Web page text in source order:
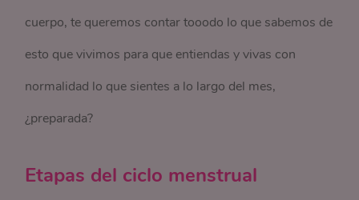
cuerpo, te queremos contar tooodo lo que sabemos de
esto que vivimos para que entiendas y vivas con
normalidad lo que sientes a lo largo del mes,
¿preparada?
Etapas del ciclo menstrual